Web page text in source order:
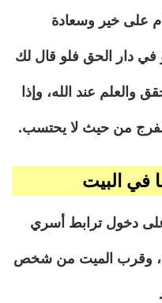
على خير وسعادة
في دار الحق فلو قال لك
والعلم عند الله، وإذا
من حيث لا يحتسب.
في البيت
دخول ترابط أسري
وقرب الميت من شخص